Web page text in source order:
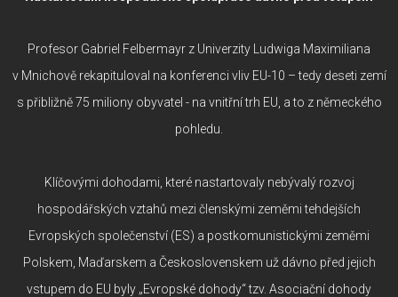
Profesor Gabriel Felbermayr z Univerzity Ludwiga Maximiliana
v Mnichově rekapituloval na konferenci vliv EU-10 – tedy deseti zemí
s přibližně 75 miliony obyvatel - na vnitřní trh EU, a to z německého
pohledu.
Klíčovými dohodami, které nastartovaly nebývalý rozvoj
hospodářských vztahů mezi členskými zeměmi tehdejších
Evropských společenství (ES) a postkomunistickými zeměmi
Polskem, Maďarskem a Československem už dávno před jejich
vstupem do EU byly „Evropské dohody“ tzv. Asociační dohody